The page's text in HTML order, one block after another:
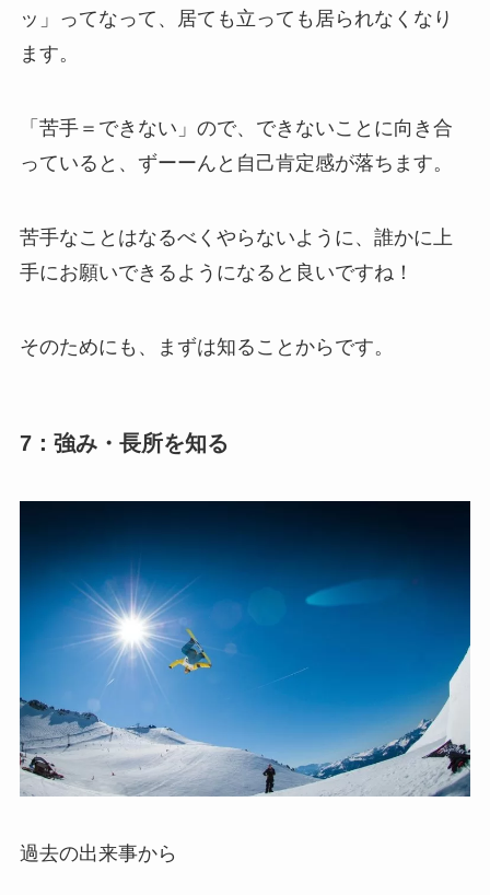
ッ」ってなって、居ても立っても居られなくなり
ます。
「苦手＝できない」ので、できないことに向き合
っていると、ずーーんと自己肯定感が落ちます。
苦手なことはなるべくやらないように、誰かに上
手にお願いできるようになると良いですね！
そのためにも、まずは知ることからです。
7：強み・長所を知る
過去の出来事から